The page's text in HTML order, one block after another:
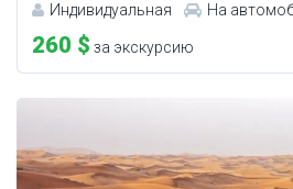
Индивидуальная На
260 $ за экскурсию